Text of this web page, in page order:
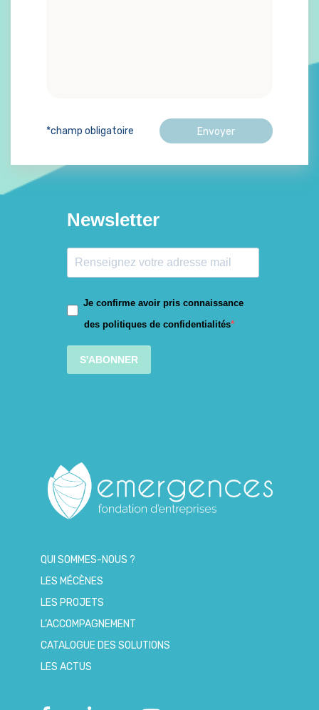
Newsletter
Je confirme avoir pris connaissance
des politiques de confidentialités
S'ABONNER
QUI SOMMES-NOUS ?
LES MÉCÈNES
LES PROJETS
L’ACCOMPAGNEMENT
CATALOGUE DES SOLUTIONS
LES ACTUS
*champ obligatoire